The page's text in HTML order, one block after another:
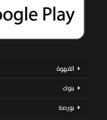
القهوة
بنوك
بورصة